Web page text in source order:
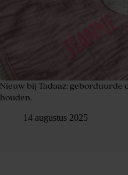
Nieuw bij Tadaaz: geborduurde
houden.
14 augustus 2025